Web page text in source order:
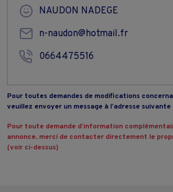
NAUDON NADEGE
n-naudon@hotmail.fr
0664475516
Pour toutes demandes de modifications
veuillez envoyer un message à l’adresse suivante
Pour toute demande d’information
annonce, merci de contacter directement le
(voir ci-dessus)